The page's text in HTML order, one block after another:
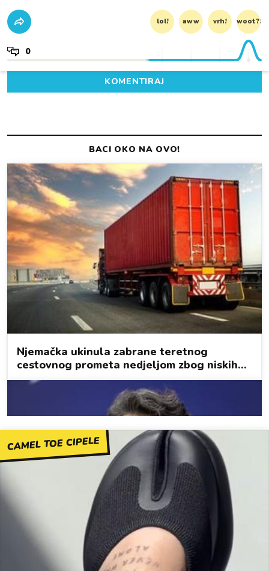
lol! aww vrh! woot?!
0
KOMENTIRAJ
CAMEL TOE CIPELE